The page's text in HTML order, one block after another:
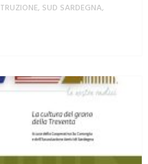
, SUD SARDEGNA,